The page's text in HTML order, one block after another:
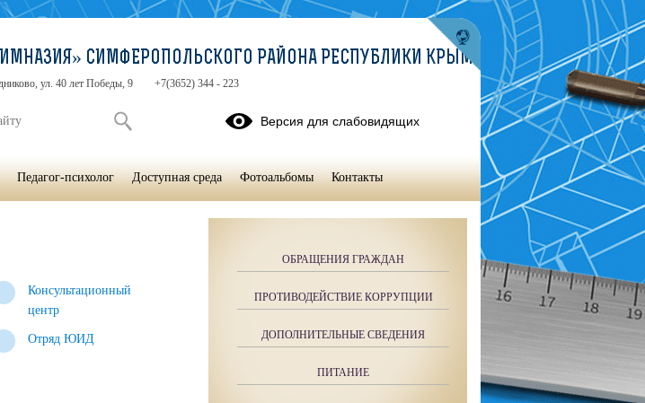
Консультационный
центр
Отряд ЮИД
ОБРАЩЕНИЯ ГРАЖДАН
ПРОТИВОДЕЙСТВИЕ КОРРУПЦИИ
ДОПОЛНИТЕЛЬНЫЕ СВЕДЕНИЯ
ПИТАНИЕ
СИМФЕРОПОЛЬСКОГО РАЙОНА РЕСПУБЛИКИ КРЫМ
ул. 40 лет Победы, 9 +7(3652) 344 - 223
Версия для слабовидящих
Педагог-психолог Доступная среда Фотоальбомы Контакты